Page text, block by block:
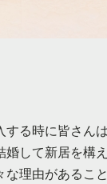
る時に皆さん
して新居を構
理由があること